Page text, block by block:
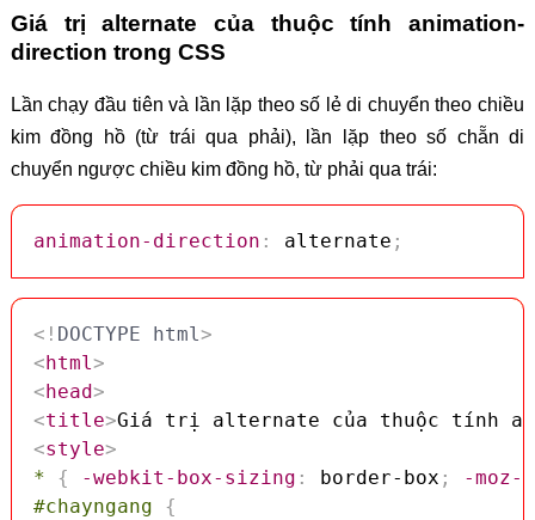
Giá trị alternate của thuộc tính animation-
direction trong CSS
Lần chạy đầu tiên và lần lặp theo số lẻ di chuyển theo chiều
kim đồng hồ (từ trái qua phải), lần lặp theo số chẵn di
chuyển ngược chiều kim đồng hồ, từ phải qua trái:
animation-direction : alternate ;
<! DOCTYPE html>
< html>
< head>
<title>Giá trị alternate của thuộc tính
<style>
*
{ -webkit-box-sizing : border-box ;
-moz-
#chayngang
{